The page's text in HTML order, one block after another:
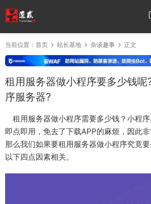
当前位置： 首页 站长基地 杂谈趣事 正文
租用服务器做小程序要多少钱呢
序服务器?
租用服务器做小程序需要多少钱？小程序
即点即用，免去了下载APP的麻烦，因此非
那么我们如果要租用服务器做小程序究竟
以下四点因素相关。